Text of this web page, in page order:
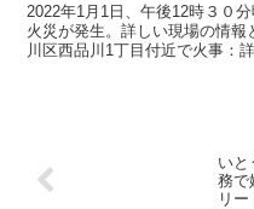
2022年1月1日、午後12時３０
火災が発生。詳しい現場の情
川区西品川1丁目付近で火事：
いと
務で
リー